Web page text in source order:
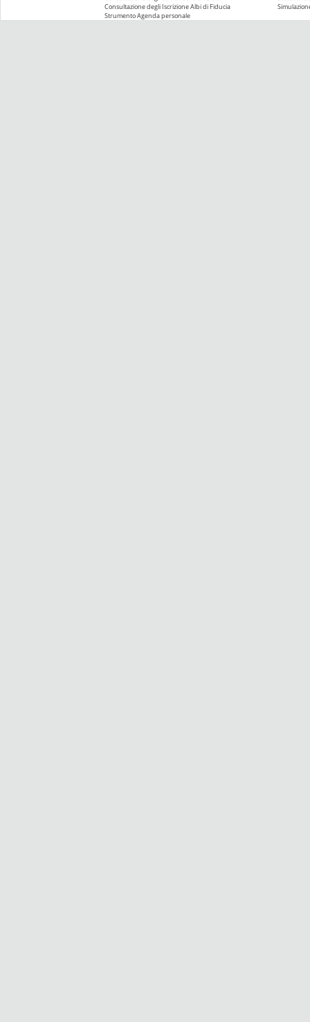
Consultazione degli Iscrizione Albi di Fiducia
Strumento Agenda personale